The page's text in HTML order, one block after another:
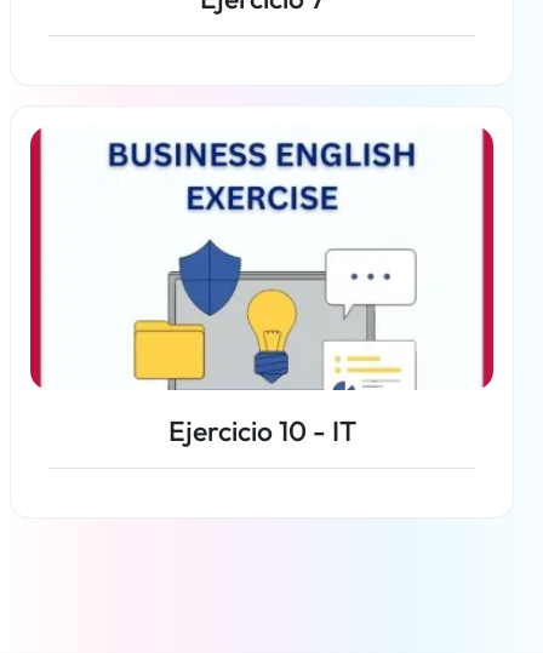
Ejercicio 10 - IT